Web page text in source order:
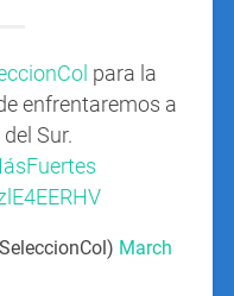
para la
enfrentaremos a
Sur.
March